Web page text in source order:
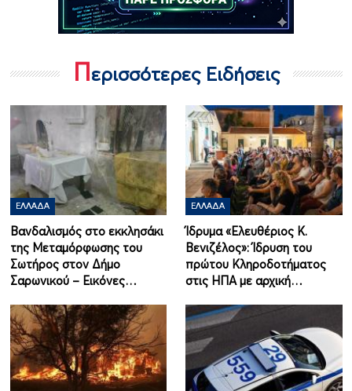
Περισσότερες Ειδήσεις
ΕΛΛΆΔΑ
Βανδαλισμός στο εκκλησάκι
της Μεταμόρφωσης του
Σωτήρος στον Δήμο
Σαρωνικού – Εικόνες…
ΕΛΛΆΔΑ
Ίδρυμα «Ελευθέριος Κ.
Βενιζέλος»: Ίδρυση του
πρώτου Κληροδοτήματος
στις ΗΠΑ με αρχική…